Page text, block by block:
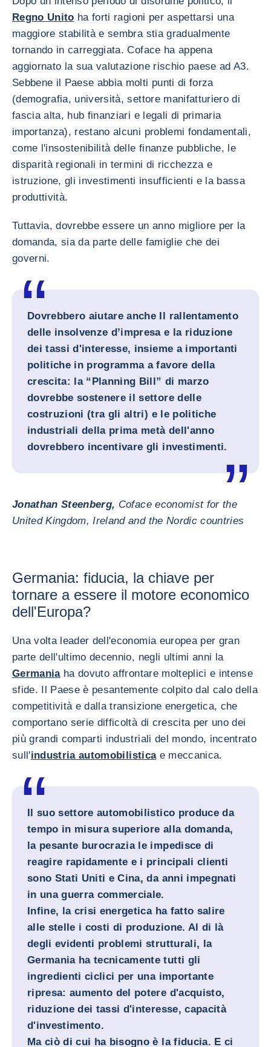
Regno Unito ha forti ragioni per aspettarsi una
maggiore stabilità e sembra stia gradualmente
tornando in carreggiata. Coface ha appena
aggiornato la sua valutazione rischio paese ad A3.
Sebbene il Paese abbia molti punti di forza
(demografia, università, settore manifatturiero di
fascia alta, hub finanziari e legali di primaria
importanza), restano alcuni problemi fondamentali,
come l'insostenibilità delle finanze pubbliche, le
disparità regionali in termini di ricchezza e
istruzione, gli investimenti insufficienti e la bassa
produttività.
Tuttavia, dovrebbe essere un anno migliore per la
domanda, sia da parte delle famiglie che dei
governi.
Dovrebbero aiutare anche Il rallentamento
delle insolvenze d’impresa e la riduzione
dei tassi d'interesse, insieme a importanti
politiche in programma a favore della
crescita: la “Planning Bill” di marzo
dovrebbe sostenere il settore delle
costruzioni (tra gli altri) e le politiche
industriali della prima metà dell'anno
dovrebbero incentivare gli investimenti.
Jonathan Steenberg, Coface economist for the
United Kingdom, Ireland and the Nordic countries
Germania: fiducia, la chiave per
tornare a essere il motore economico
dell'Europa?
Una volta leader dell'economia europea per gran
parte dell'ultimo decennio, negli ultimi anni la
Germaniaha dovuto affrontare molteplici e intense
sfide. Il Paese è pesantemente colpito dal calo della
competitività e dalla transizione energetica, che
comportano serie difficoltà di crescita per uno dei
più grandi comparti industriali del mondo, incentrato
sull'industria automobilisticae meccanica.
Il suo settore automobilistico produce da
tempo in misura superiore alla domanda,
la pesante burocrazia le impedisce di
reagire rapidamente e i principali clienti
sono Stati Uniti e Cina, da anni impegnati
in una guerra commerciale.
Infine, la crisi energetica ha fatto salire
alle stelle i costi di produzione. Al di là
degli evidenti problemi strutturali, la
Germania ha tecnicamente tutti gli
ingredienti ciclici per una importante
ripresa: aumento del potere d'acquisto,
riduzione dei tassi d'interesse, capacità
d'investimento.
Ma ciò di cui ha bisogno è la fiducia. E ci